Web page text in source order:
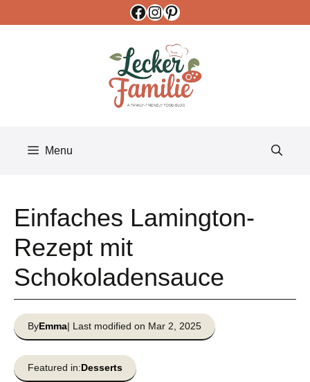
Facebook
Instagram
Pinterest
Menu
Einfaches Lamington-
Rezept mit
Schokoladensauce
ByEmma| Last modified on Mar 2, 2025
Featured in:Desserts